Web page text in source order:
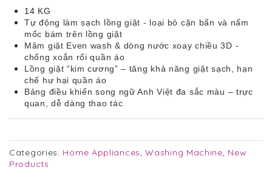
14 KG
Tự động làm sạch lồng giặt - loại bỏ cặn bẩn và nấm
mốc bám trên lồng giặt
Mâm giặt Even wash & dòng nước xoay chiều 3D -
chống xoắn rối quần áo
Lồng giặt “kim cương” – tăng khả năng giặt sạch, hạn
chế hư hại quần áo
Bảng điều khiển song ngữ Anh Việt đa sắc màu – trực
quan, dễ dàng thao tác
Categories: Home Appliances,Washing Machine, New
Products